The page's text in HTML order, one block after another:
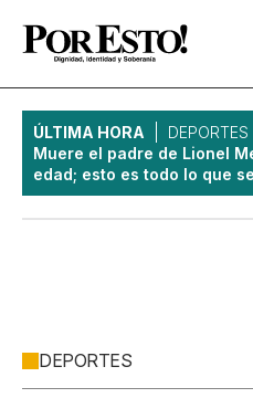
ÚLTIMA HORA
DEPORTES
Muere el padre de Lionel
edad; esto es todo lo que
DEPORTES